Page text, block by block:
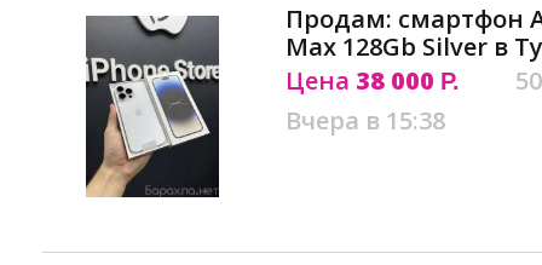
Продам: смартфон
Max 128Gb Silver в
Цена 38 000 Р.
Вчера в 15:38